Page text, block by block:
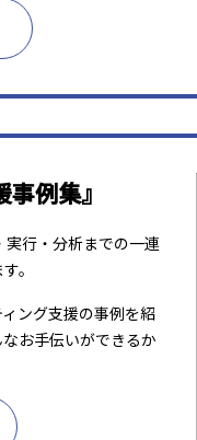
例集』
実行・分析までの一連
。
ング支援の事例を紹
お手伝いができるか